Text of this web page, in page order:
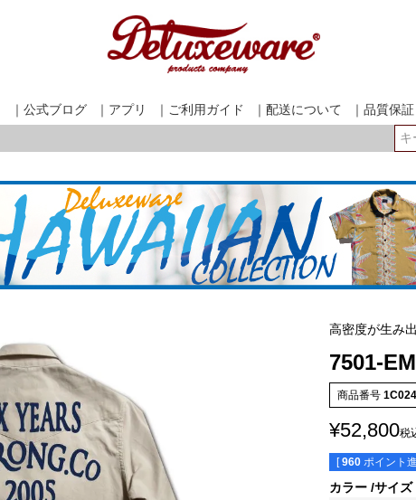
｜公式ブログ ｜アプリ ｜ご利用ガイド ｜配送について ｜品質保証
高密度が生み
7501-
商品番号
¥52,800税
[ 960 ポイント
カラー サイズ